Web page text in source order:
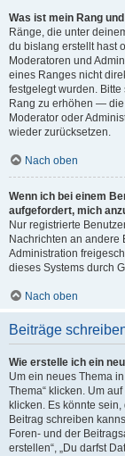
Was ist mein Rang
Ränge, die unter
du bislang erstellt hast
Moderatoren und
eines Ranges nicht
festgelegt wurden.
Rang zu erhöhen —
Moderator oder
wieder zurücksetzen.
Nach oben
Wenn ich bei einem
aufgefordert, mich
Nur registrierte
Nachrichten an andere
Administration
dieses Systems durch
Nach oben
Beiträge
Wie erstelle ich ein
Um ein neues Thema
Thema“ klicken. Um
klicken. Es könnte
Beitrag schreiben
Foren- und der
erstellen“, „Du darfst